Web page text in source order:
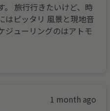
。 旅行行きたいけど、時
はピッタリ 風景と現地音
ジューリングのはアトモ
1 month ago